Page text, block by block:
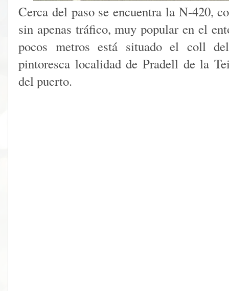
Cerca del paso se encuentra la N-420,
sin apenas tráfico, muy popular en el
pocos metros está situado el coll
pintoresca localidad de Pradell de la
del puerto.